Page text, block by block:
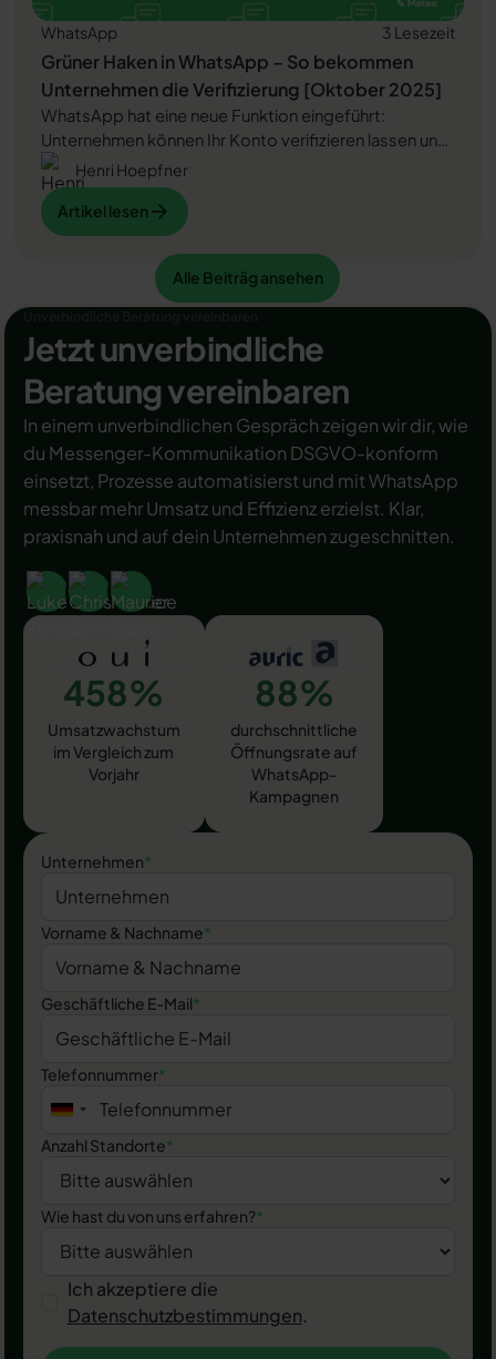
WhatsApp 3 Lesezeit
Grüner Haken in WhatsApp – So bekommen
Unternehmen die Verifizierung [Oktober 2025]
WhatsApp hat eine neue Funktion eingeführt:
Unternehmen können Ihr Konto verifizieren lassen und
bei erfolgreicher Legitimation einen grünen Haken in
dem WhatsApp Business Unternehmensprofil
erhalten. Das sorgt für mehr Vertrauen bei
Kaufinteressenten Ihres Unternehmens und steigert
Ihre Umsätze! Zudem können Sie sich durch einen
grünen Haken in WhatsApp Business von Ihren
Wettbewerbern abheben. Doch wie funktioniert die
Beantragung des beliebten Symbols? In diesem
Beitrag zeigen wir es Ihnen!
Artikel lesen
Artikel lesen
Henri Hoepfner
Alle Beiträg ansehen
Alle Beiträg ansehen
Jetzt unverbindliche
Beratung vereinbaren
In einem unverbindlichen Gespräch zeigen wir dir, wie
du Messenger-Kommunikation DSGVO-konform
einsetzt, Prozesse automatisierst und mit WhatsApp
messbar mehr Umsatz und Effizienz erzielst. Klar,
praxisnah und auf dein Unternehmen zugeschnitten.
458%
Umsatzwachstum
im Vergleich zum
Vorjahr
88%
durchschnittliche
Öffnungsrate auf
WhatsApp-
Kampagnen
Unternehmen*
Vorname & Nachname*
Geschäftliche E-Mail*
Telefonnummer*
Anzahl Standorte*
Wie hast du von uns erfahren?*
Ich akzeptiere die
Datenschutzbestimmungen.